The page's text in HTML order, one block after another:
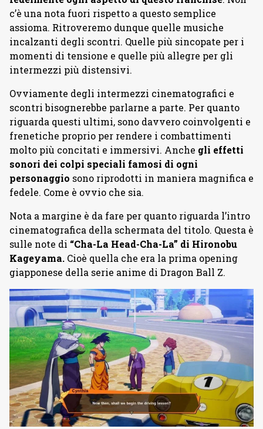
c’è una nota fuori rispetto a questo semplice
assioma. Ritroveremo dunque quelle musiche
incalzanti degli scontri. Quelle più sincopate per i
momenti di tensione e quelle più allegre per gli
intermezzi più distensivi.
Ovviamente degli intermezzi cinematografici e
scontri bisognerebbe parlarne a parte. Per quanto
riguarda questi ultimi, sono davvero coinvolgenti e
frenetiche proprio per rendere i combattimenti
molto più concitati e immersivi. Anche gli effetti
sonori dei colpi speciali famosi di ogni
personaggio sono riprodotti in maniera magnifica e
fedele. Come è ovvio che sia.
Nota a margine è da fare per quanto riguarda l’intro
cinematografica della schermata del titolo. Questa è
sulle note di “Cha-La Head-Cha-La” di Hironobu
Kageyama. Cioè quella che era la prima opening
giapponese della serie anime di Dragon Ball Z.